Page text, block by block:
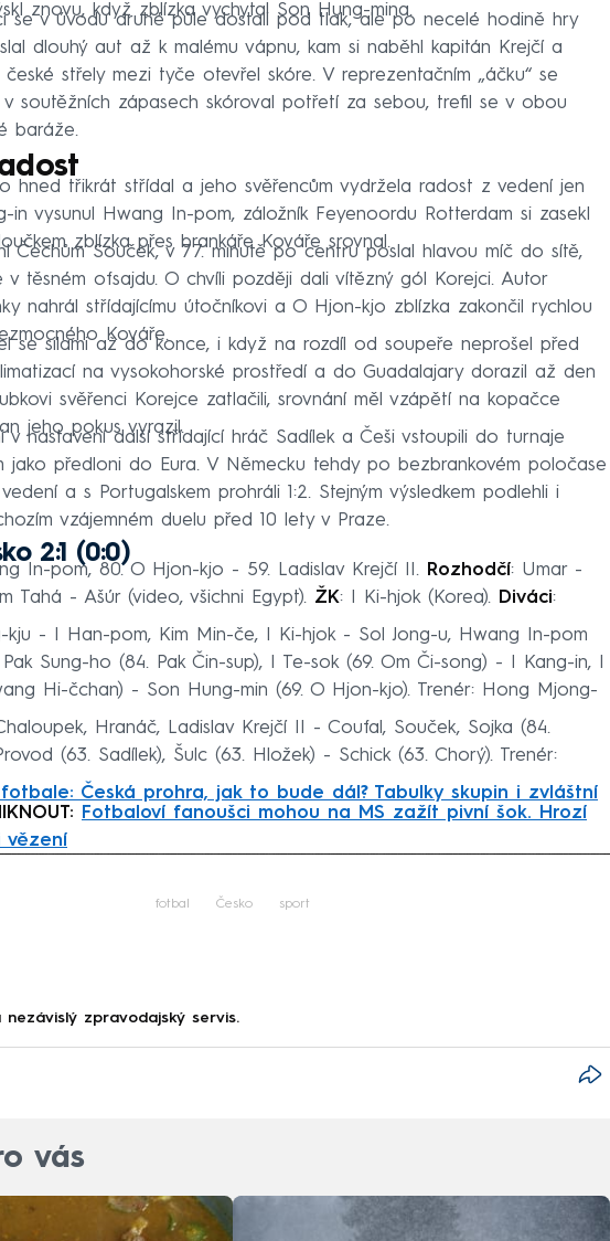
znovu, když zblízka vychytal Son Hung-mina.
se v úvodu druhé půle dostali pod tlak, ale po necelé hodině hry
dlouhý aut až k malému vápnu, kam si naběhl kapitán Krejčí a
střely mezi tyče otevřel skóre. V reprezentačním „áčku“ se
v soutěžních zápasech skóroval potřetí za sebou, trefil se v obou
baráže.
hned třikrát střídal a jeho svěřencům vydržela radost z vedení jen
in vysunul Hwang In-pom, záložník Feyenoordu Rotterdam si zasekl
zblízka přes brankáře Kováře srovnal.
Čechům Souček, v 77. minutě po centru poslal hlavou míč do sítě,
těsném ofsajdu. O chvíli později dali vítězný gól Korejci. Autor
nahrál střídajícímu útočníkovi a O Hjon-kjo zblízka zakončil rychlou
Kováře.
se silami až do konce, i když na rozdíl od soupeře neprošel před
na vysokohorské prostředí a do Guadalajary dorazil až den
svěřenci Korejce zatlačili, srovnání měl vzápětí na kopačce
jeho pokus vyrazil.
v nastavení další střídající hráč Sadílek a Češi vstoupili do turnaje
jako předloni do Eura. V Německu tehdy po bezbrankovém poločase
a s Portugalskem prohráli 1:2. Stejným výsledkem podlehli i
vzájemném duelu před 10 lety v Praze.
2:1 (0:0)
In-pom, 80. O Hjon-kjo - 59. Ladislav Krejčí II. Rozhodčí: Umar -
Tahá - Ašúr (video, všichni Egypt). ŽK: I Ki-hjok (Korea). Diváci:
kju - I Han-pom, Kim Min-če, I Ki-hjok - Sol Jong-u, Hwang In-pom
Sung-ho (84. Pak Čin-sup), I Te-sok (69. Om Či-song) - I Kang-in, I
Hi-čchan) - Son Hung-min (69. O Hjon-kjo). Trenér: Hong Mjong-
Hranáč, Ladislav Krejčí II - Coufal, Souček, Sojka (84.
(63. Sadílek), Šulc (63. Hložek) - Schick (63. Chorý). Trenér:
fotbale: Česká prohra, jak to bude dál? Tabulky skupin i zvláštní
Fotbaloví fanoušci mohou na MS zažít pivní šok. Hrozí
vězení
fotbal Česko sport
nezávislý zpravodajský servis.
vás